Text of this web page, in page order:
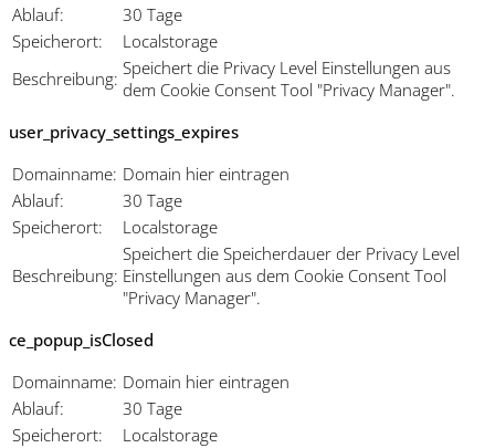
Ablauf:
30 Tage
Speicherort:
Localstorage
Beschreibung: Speichert die Privacy Level Einstellungen aus
dem Cookie Consent Tool "Privacy Manager".
user_privacy_settings_expires
Domainname: Domain hier eintragen
Ablauf:
30 Tage
Speicherort:
Localstorage
Beschreibung:
Speichert die Speicherdauer der Privacy Level
Einstellungen aus dem Cookie Consent Tool
"Privacy Manager".
ce_popup_isClosed
Domainname: Domain hier eintragen
Ablauf:
30 Tage
Speicherort:
Localstorage